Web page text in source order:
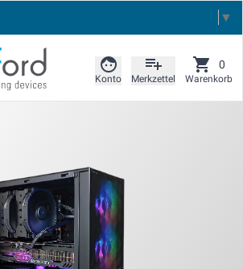
▼
Konto Merkzettel Warenkorb
0